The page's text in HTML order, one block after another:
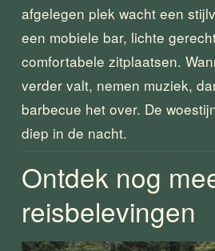
afgelegen plek wacht een
een mobiele bar, lichte
comfortabele zitplaatsen.
verder valt, nemen muziek,
barbecue het over. De
diep in de nacht.
Ontdek nog
reisbelevingen